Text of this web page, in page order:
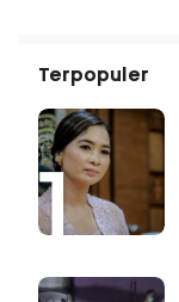
Terpopuler